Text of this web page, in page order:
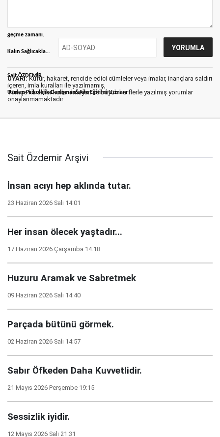
Şimdi harekete geçme ve üzerimize serpilmiş ölü küllerinden temizlenme ve eyleme
geçme zamanı.
Kalın Sağlıcakla…
Sait ÖZDEMİR
Uzman Psikolojik Danışman&Aile Eğitimi Uzmanı
UYARI:Küfür, hakaret, rencide edici cümleler veya imalar, inançlara saldırı
içeren, imla kuralları ile yazılmamış,
Türkçe karakter kullanılmayan ve büyük harflerle yazılmış yorumlar
onaylanmamaktadır.
Sait Özdemir Arşivi
İnsan acıyı hep aklında tutar.
23 Haziran 2026 Salı 14:01
Her insan ölecek yaştadır...
17 Haziran 2026 Çarşamba 14:18
Huzuru Aramak ve Sabretmek
09 Haziran 2026 Salı 14:40
Parçada bütünü görmek.
02 Haziran 2026 Salı 14:57
Sabır Öfkeden Daha Kuvvetlidir.
21 Mayıs 2026 Perşembe 19:15
Sessizlik iyidir.
12 Mayıs 2026 Salı 21:31